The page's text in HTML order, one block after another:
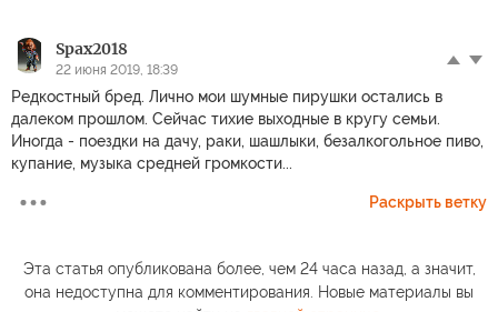
Spax2018
22 июня 2019, 18:39
Редкостный бред. Лично мои шумные пирушки остались в
далеком прошлом. Сейчас тихие выходные в кругу семьи.
Иногда - поездки на дачу, раки, шашлыки, безалкогольное пиво,
купание, музыка средней громкости...
Раскрыть ветку
Эта статья опубликована более, чем 24 часа назад, а значит,
она недоступна для комментирования. Новые материалы вы